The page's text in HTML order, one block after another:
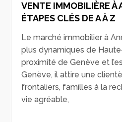
VENTE IMMOBILIÈRE À
ÉTAPES CLÉS DE A À Z
Le marché immobilier à
plus dynamiques de
proximité de Genève et
Genève, il attire une
frontaliers, familles à la
vie agréable,